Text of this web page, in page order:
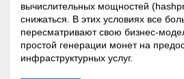
вычислительных мощностей
снижаться. В этих условиях все
пересматривают свою бизнес-
простой генерации монет на
инфраструктурных услуг.